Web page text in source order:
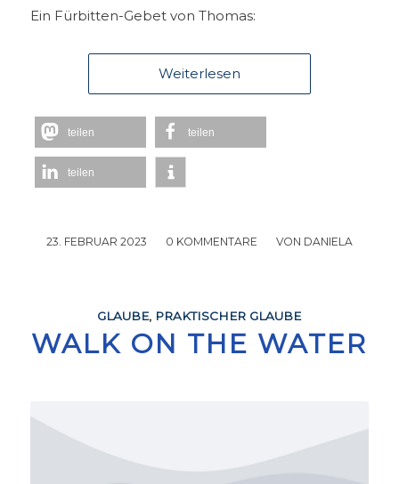
Ein Fürbitten-Gebet von Thomas:
Weiterlesen
teilen teilen
teilen
23. FEBRUAR 2023
/ 0 KOMMENTARE
/ VON DANIELA
GLAUBE, PRAKTISCHER GLAUBE
WALK ON THE WATER